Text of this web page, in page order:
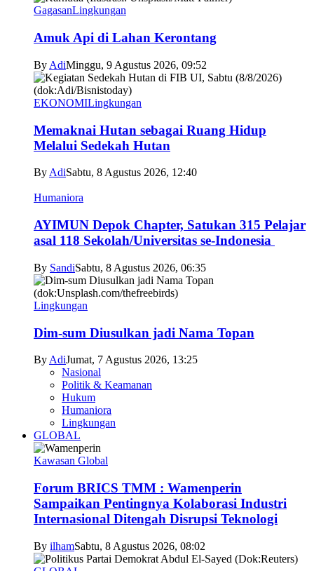
GagasanLingkungan
Amuk Api di Lahan Kerontang
By AdiMinggu, 9 Agustus 2026, 09:52
EKONOMILingkungan
Memaknai Hutan sebagai Ruang Hidup
Melalui Sedekah Hutan
By AdiSabtu, 8 Agustus 2026, 12:40
Humaniora
AYIMUN Depok Chapter, Satukan 315 Pelajar
asal 118 Sekolah/Universitas se-Indonesia
By SandiSabtu, 8 Agustus 2026, 06:35
Lingkungan
Dim-sum Diusulkan jadi Nama Topan
By AdiJumat, 7 Agustus 2026, 13:25
Nasional
Politik & Keamanan
Hukum
Humaniora
Lingkungan
GLOBAL
Kawasan Global
Forum BRICS TMM : Wamenperin
Sampaikan Pentingnya Kolaborasi Industri
Internasional Ditengah Disrupsi Teknologi
By ilhamSabtu, 8 Agustus 2026, 08:02